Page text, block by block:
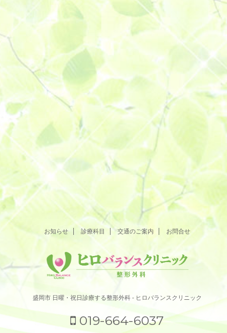
お知らせ 診療科目 交通のご案内 お問合せ
盛岡市 日曜・祝日診療する整形外科 - ヒロバランスクリニック
019-664-6037